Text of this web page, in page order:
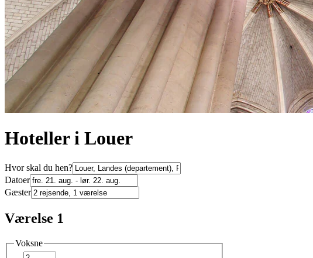
Hoteller i Louer
Hvor skal du hen?
Datoer
Gæster
Værelse 1
Voksne